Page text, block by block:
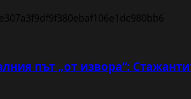
път „от извора“: